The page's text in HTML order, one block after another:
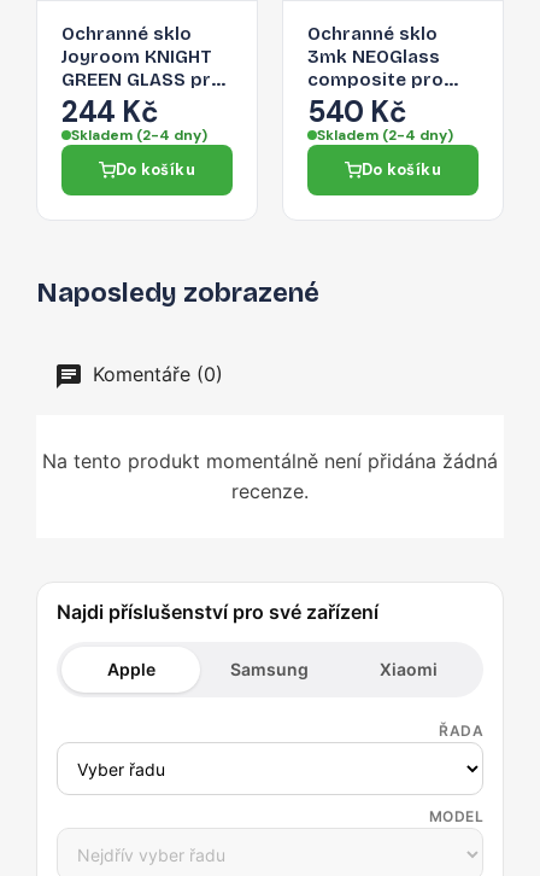
Ochranné sklo
Joyroom KNIGHT
GREEN GLASS pro
iPhone 14 Plus -
zelená
244 Kč
Skladem (2-4 dny)
Do košíku
Ochranné sklo
3mk NEOGlass
composite pro
iPhone 14 Plus -
transparentní
540 Kč
Skladem (2-4 dny)
Do košíku
Naposledy zobrazené
Komentáře (0)
Na tento produkt momentálně není přidána žádná
recenze.
Najdi příslušenství pro své zařízení
Apple Samsung Xiaomi
ŘADA
MODEL